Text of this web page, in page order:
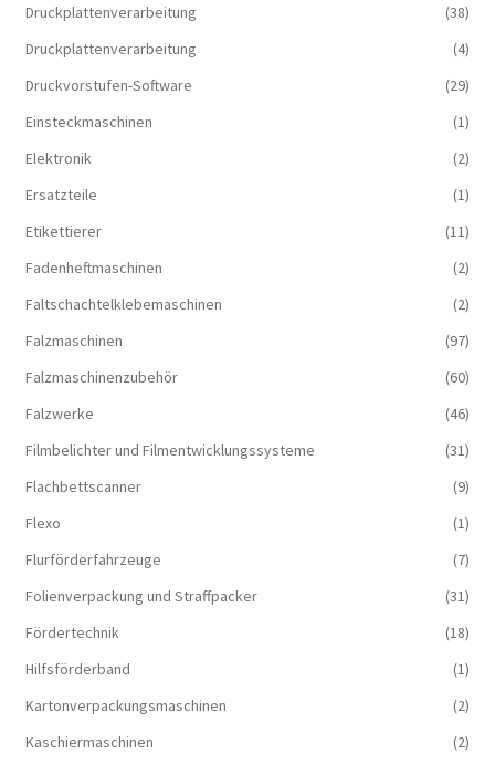
Druckplattenverarbeitung
(38)
Druckplattenverarbeitung
(4)
Druckvorstufen-Software
(29)
Einsteckmaschinen
(1)
Elektronik
(2)
Ersatzteile
(1)
Etikettierer
(11)
Fadenheftmaschinen
(2)
Faltschachtelklebemaschinen
(2)
Falzmaschinen
(97)
Falzmaschinenzubehör
(60)
Falzwerke
(46)
Filmbelichter und Filmentwicklungssysteme
(31)
Flachbettscanner
(9)
Flexo
(1)
Flurförderfahrzeuge
(7)
Folienverpackung und Straffpacker
(31)
Fördertechnik
(18)
Hilfsförderband
(1)
Kartonverpackungsmaschinen
(2)
Kaschiermaschinen
(2)